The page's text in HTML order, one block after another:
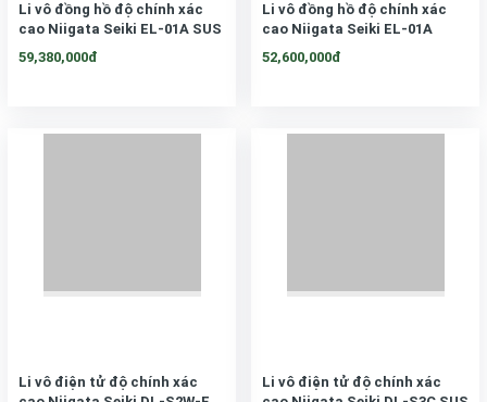
Li vô đồng hồ độ chính xác
cao Niigata Seiki EL-01A SUS
59,380,000đ
Li vô đồng hồ độ chính xác
cao Niigata Seiki EL-01A
52,600,000đ
Li vô điện tử độ chính xác
Li vô điện tử độ chính xác